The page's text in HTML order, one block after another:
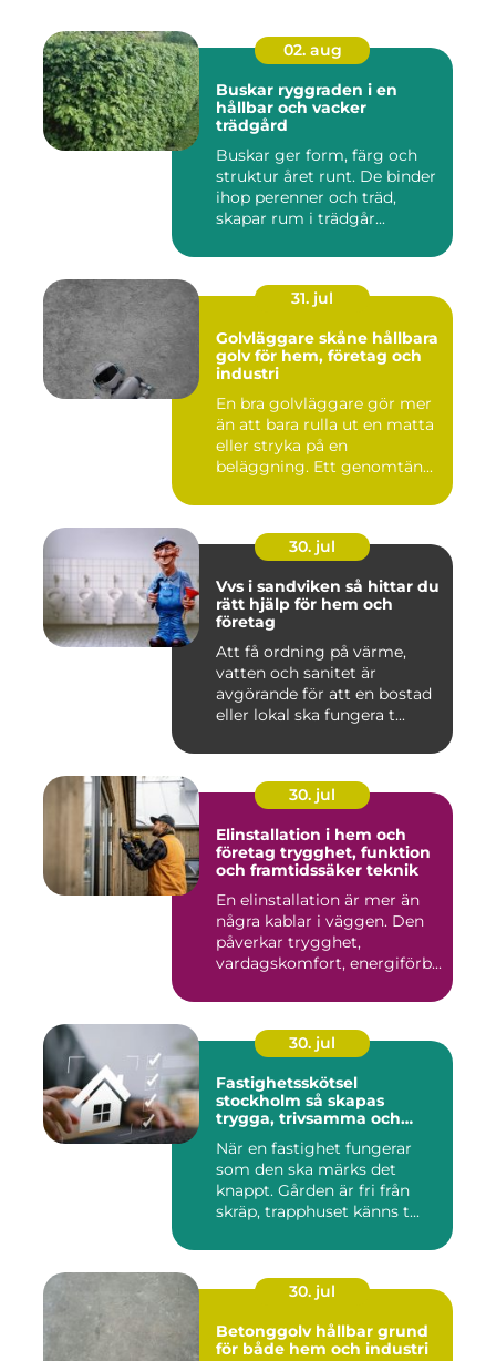
02. aug
Buskar ryggraden i en
hållbar och vacker
trädgård
Buskar ger form, färg och
struktur året runt. De binder
ihop perenner och träd,
skapar rum i trädgår...
31. jul
Golvläggare skåne hållbara
golv för hem, företag och
industri
En bra golvläggare gör mer
än att bara rulla ut en matta
eller stryka på en
beläggning. Ett genomtän...
30. jul
Vvs i sandviken så hittar du
rätt hjälp för hem och
företag
Att få ordning på värme,
vatten och sanitet är
avgörande för att en bostad
eller lokal ska fungera t...
30. jul
Elinstallation i hem och
företag trygghet, funktion
och framtidssäker teknik
En elinstallation är mer än
några kablar i väggen. Den
påverkar trygghet,
vardagskomfort, energiförb...
30. jul
Fastighetsskötsel
stockholm så skapas
trygga, trivsamma och
När en fastighet fungerar
som den ska märks det
knappt. Gården är fri från
skräp, trapphuset känns t...
30. jul
Betonggolv hållbar grund
för både hem och industri